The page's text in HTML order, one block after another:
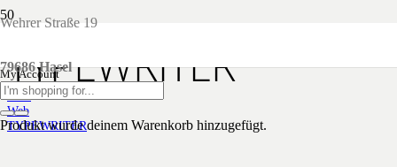
Wehrer Straße 19
79686 Hasel
My Account
Produktwurde deinem Warenkorb hinzugefügt.
TYPEWRITER
Start
Web
TYPEWRITER